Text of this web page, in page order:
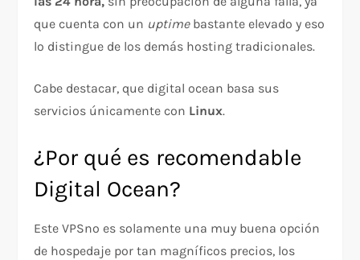
que cuenta con un uptimebastante elevado y eso
lo distingue de los demás hosting tradicionales.
Cabe destacar, que digital ocean basa sus
servicios únicamente con Linux.
¿Por qué es recomendable
Digital Ocean?
Este VPSno es solamente una muy buena opción
de hospedaje por tan magníficos precios, los